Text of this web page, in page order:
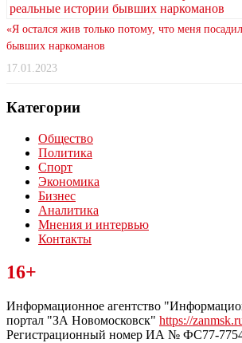
«Я остался жив только потому, что меня
бывших наркоманов
17.01.2023
Категории
Общество
Политика
Спорт
Экономика
Бизнес
Аналитика
Мнения и интервью
Контакты
Читайте последние новости дня в Тульской
16+
Информационное агентство
портал "ЗА Новомосковск" https://
Регистрационный номер ИА № ФС77-